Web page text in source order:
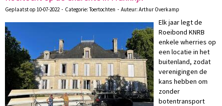
Geplaatst op 10-07-2022 - Categorie: Toertochten - Auteur: Arthur Overkamp
Elk jaar legt de
Roeibond KNRB
enkele wherries op
een locatie in het
buitenland, zodat
verenigingen de
kans hebben om
zonder
botentransport